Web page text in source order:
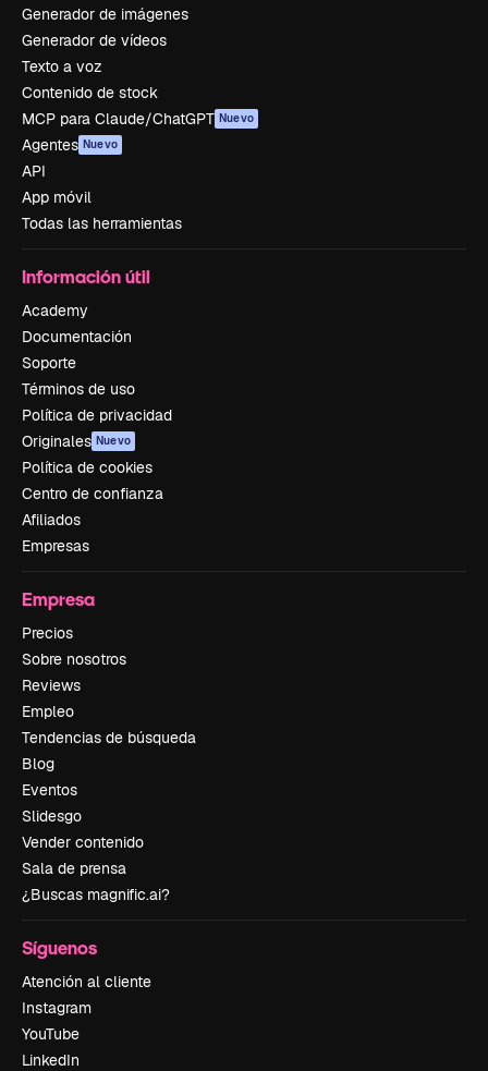
Generador de imágenes
Generador de vídeos
Texto a voz
Contenido de stock
MCP para Claude/ChatGPT Nuevo
Agentes Nuevo
API
App móvil
Todas las herramientas
Información útil
Academy
Documentación
Soporte
Términos de uso
Política de privacidad
Originales Nuevo
Política de cookies
Centro de confianza
Afiliados
Empresas
Empresa
Precios
Sobre nosotros
Reviews
Empleo
Tendencias de búsqueda
Blog
Eventos
Slidesgo
Vender contenido
Sala de prensa
¿Buscas magnific.ai?
Síguenos
Atención al cliente
Instagram
YouTube
LinkedIn